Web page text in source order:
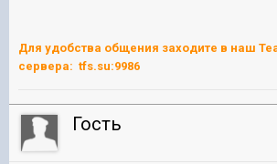
Для удобства общения заходите в наш
сервера: tfs.su:9986
Гость